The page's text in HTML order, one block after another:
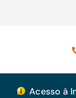
Acesso à